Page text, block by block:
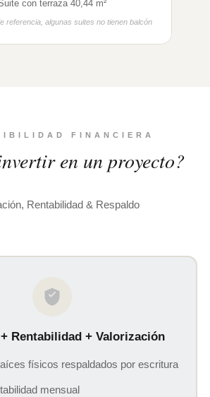
con terraza 40,44 m²
referencia, algunas suites no tienen balcón
FINANCIERA
en un proyecto?
Rentabilidad & Respaldo
Rentabilidad + Valorización
físicos respaldados por escritura
mensual